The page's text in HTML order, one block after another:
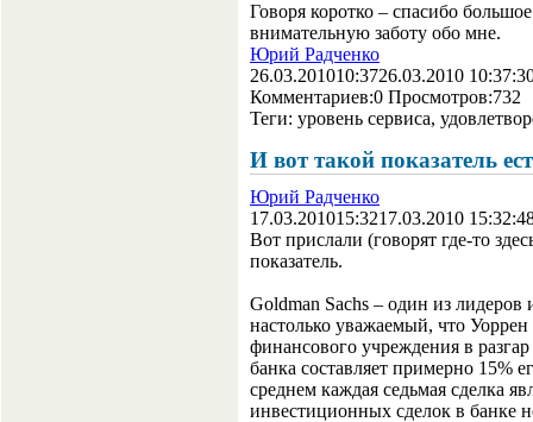
Говоря коротко – спасибо
внимательную заботу обо мне.
Юрий Радченко
26.03.201010:3726.03.2010
Комментариев:0 Просмотров:732
Теги: уровень сервиса,
И вот такой показатель
Юрий Радченко
17.03.201015:3217.03.2010
Вот прислали (говорят где-то
показатель.
Goldman Sachs – один из лидеров
настолько уважаемый, что
финансового учреждения в
банка составляет примерно 15%
среднем каждая седьмая сделка
инвестиционных сделок в банке